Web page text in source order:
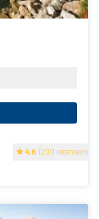
4.6 (200 recensioni)